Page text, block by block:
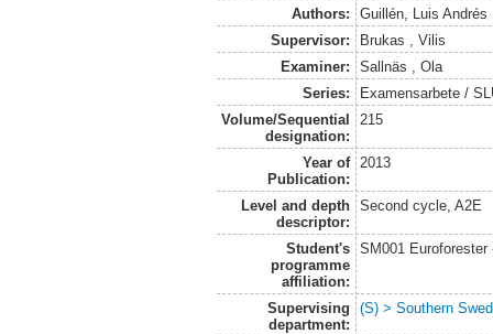
Authors:
Guillén, Luis Andrés
Supervisor:
Brukas , Vilis
Examiner:
Sallnäs , Ola
Series:
Examensarbete /
Volume/Sequential
designation:
215
Year of
Publication:
2013
Level and depth
descriptor:
Second cycle, A2E
Student's
programme
affiliation:
SM001
Supervising
department:
(S) > Southern